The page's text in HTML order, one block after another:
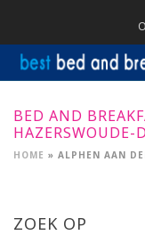
BED AND
HAZERSWOUDE-
HOME » ALPHEN AAN
ZOEK OP